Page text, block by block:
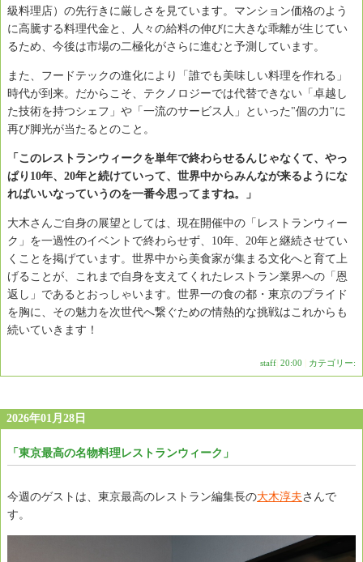
級料理店）の先行きに厳しさを見ています。マンション価格のよう
に高騰する料理代金と、人々の給料の伸びに大きな乖離が生じてい
るため、今後は市場の二極化がさらに進むと予測しています。
また、フードテックの進化により「誰でも美味しい料理を作れる」
時代が到来。だからこそ、テクノロジーでは代替できない「卓越し
た技術を持つシェフ」や「一流のサービス人」といった"個の力"に
再び脚光が当たるとのこと。
「このレストランウィークを単年で終わらせるんじゃなくて、やっ
ぱり10年、20年と続けていって、世界中からみんなが来るようにな
ればいいなっていうのを一番今思ってますね。」
大木さんご自身の展望としては、現在開催中の「レストランウィー
ク」を一過性のイベントで終わらせず、10年、20年と継続させてい
くことを掲げています。世界中から美食家が集まる文化へと育て上
げることが、これまで自身を支えてくれたレストラン業界への「恩
返し」であるとおっしゃいます。世界一の食の都・東京のプライド
を胸に、その魅力を次世代へ繋ぐための情熱的な挑戦はこれからも
続いていきます！
staff 20:00 カテゴリー:
2026年01月28日
「東京最高の名物料理レストランウィーク」
今週のゲストは、東京最高のレストラン編集長の大木淳夫さんで
す。